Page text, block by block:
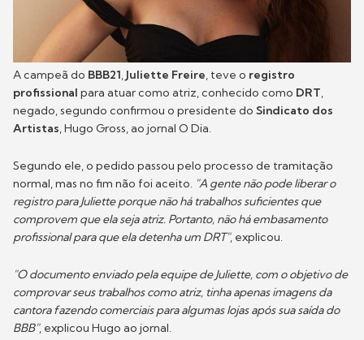
A campeã do BBB21,Juliette Freire, teve o registro
profissional para atuar como atriz, conhecido como DRT,
negado, segundo confirmou o presidente do Sindicato dos
Artistas, Hugo Gross, ao jornal O Dia.
Segundo ele, o pedido passou pelo processo de tramitação
normal, mas no fim não foi aceito. "A gente não pode liberar o
registro para Juliette porque não há trabalhos suficientes que
comprovem que ela seja atriz. Portanto, não há embasamento
profissional para que ela detenha um DRT", explicou.
"O documento enviado pela equipe de Juliette, com o objetivo de
comprovar seus trabalhos como atriz, tinha apenas imagens da
cantora fazendo comerciais para algumas lojas após sua saída do
BBB", explicou Hugo ao jornal.